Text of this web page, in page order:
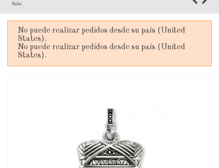
Sabo
No puede realizar pedidos desde su país (United
States).
No puede realizar pedidos desde su país (United
States).